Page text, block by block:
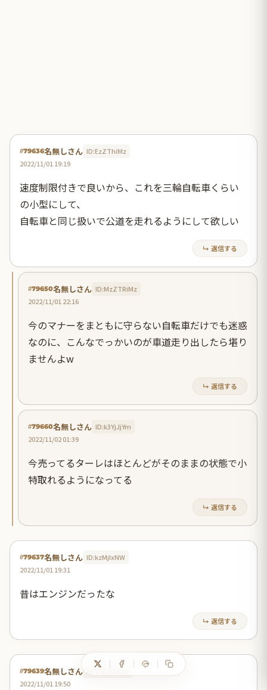
#79636名無しさん ID:EzZThiMz
2022/11/01 19:19
速度制限付きで良いから、これを三輪自転車くらい
の小型にして、
自転車と同じ扱いで公道を走れるようにして欲しい
↳ 返信する
#79650名無しさん ID:MzZTRiMz
2022/11/01 22:16
今のマナーをまともに守らない自転車だけでも迷惑
なのに、こんなでっかいのが車道走り出したら堪り
ませんよw
↳ 返信する
#79660名無しさん ID:k3YjJjYm
2022/11/02 01:39
今売ってるターレはほとんどがそのままの状態で小
特取れるようになってる
↳ 返信する
#79637名無しさん ID:kzMjIxNW
2022/11/01 19:31
昔はエンジンだったな
↳ 返信する
#79639名無しさん
ID:VlZDFhOW
2022/11/01 19:50